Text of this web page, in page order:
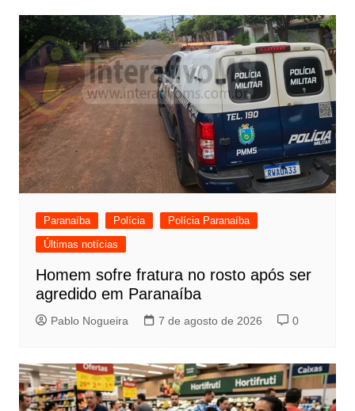
Paranaíba Polícia
Polícia Paranaíba
Últimas notícias
Homem sofre fratura no rosto após ser
agredido em Paranaíba
Pablo Nogueira 7 de agosto de 2026 0